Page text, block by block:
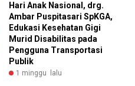
Hari Anak Nasional, drg.
Ambar Puspitasari SpKGA,
Edukasi Kesehatan Gigi
Murid Disabilitas pada
Pengguna Transportasi
Publik
1 minggu lalu